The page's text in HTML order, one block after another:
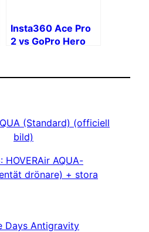
Insta360 Ace Pro
2 vs GoPro Hero
HOVERAir AQUA-
drönare) + stora